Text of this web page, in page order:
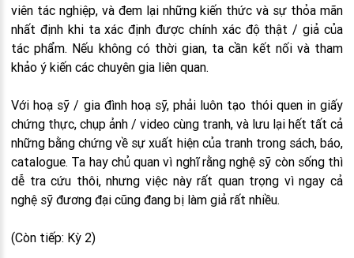
viên tác nghiệp, và đem lại những kiến thức và sự thỏa mãn
nhất định khi ta xác định được chính xác độ thật / giả của
tác phẩm. Nếu không có thời gian, ta cần kết nối và tham
khảo ý kiến các chuyên gia liên quan.
Với hoạ sỹ / gia đình hoạ sỹ, phải luôn tạo thói quen in giấy
chứng thực, chụp ảnh / video cùng tranh, và lưu lại hết tất cả
những bằng chứng về sự xuất hiện của tranh trong sách, báo,
catalogue. Ta hay chủ quan vì nghĩ rằng nghệ sỹ còn sống thì
dễ tra cứu thôi, nhưng việc này rất quan trọng vì ngay cả
nghệ sỹ đương đại cũng đang bị làm giả rất nhiều.
(Còn tiếp: Kỳ 2)